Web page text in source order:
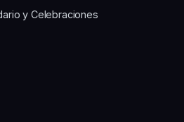
y Celebraciones